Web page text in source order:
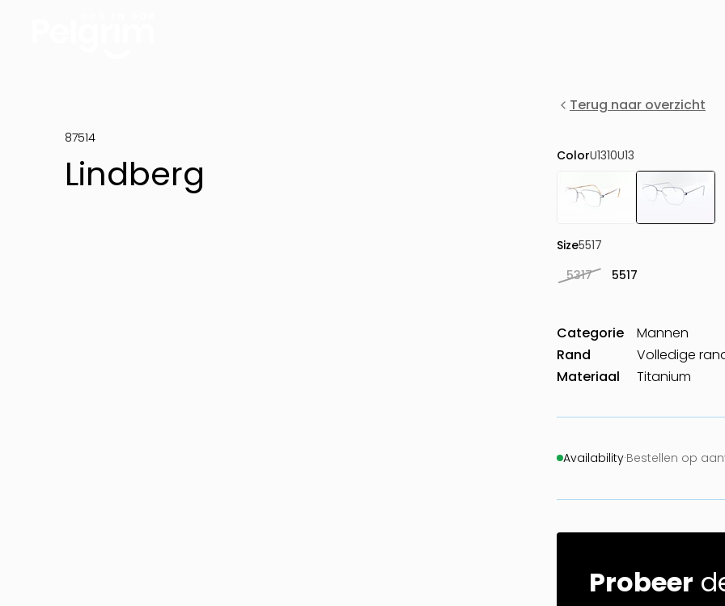
87514
Lindberg
Terug naar overzicht
ColorU1310U13
Size5517
5317
5517
Categorie
Mannen
Rand
Volledige
Materiaal
Titanium
Availability·Bestellen op
Probeer